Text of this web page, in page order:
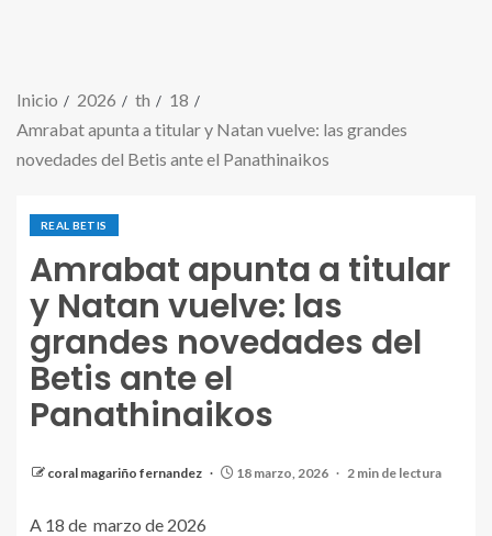
Inicio 2026 th
18
Amrabat apunta a titular y Natan vuelve: las grandes
novedades del Betis ante el Panathinaikos
REAL BETIS
Amrabat apunta a titular
y Natan vuelve: las
grandes novedades del
Betis ante el
Panathinaikos
coral magariño fernandez 18 marzo, 2026 2 min de lectura
A 18 de marzo de 2026